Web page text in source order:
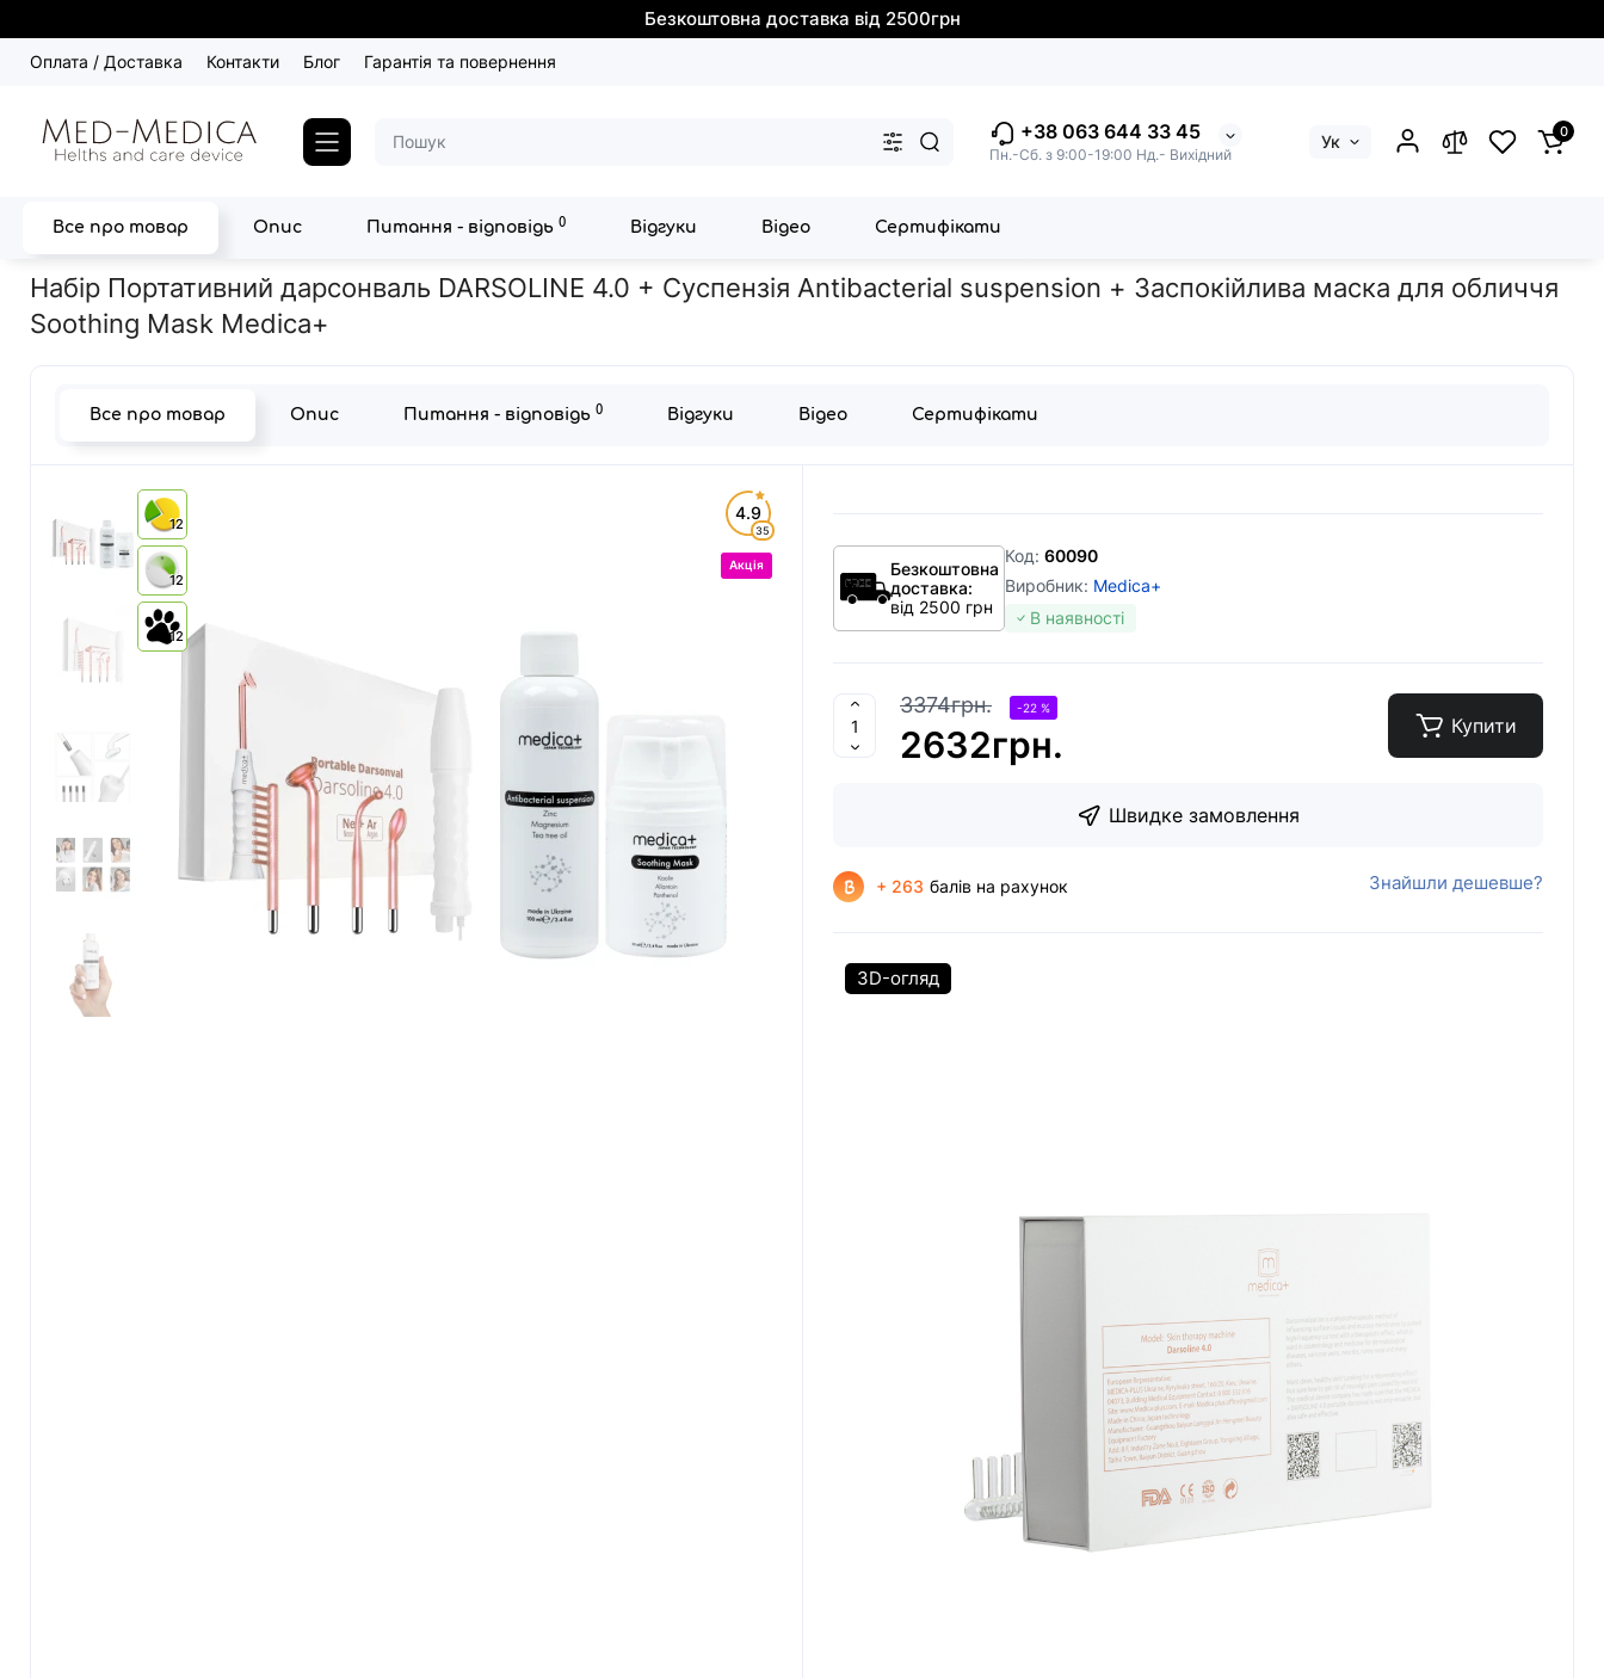
Безкоштовна доставка від 2500грн
Оплата / Доставка Контакти Блог Гарантія та повернення
+38 063 644 33 45
Пн.-Сб. з 9:00-19:00 Нд.- Вихідний
Ук 0
Все про товар Опис Питання - відповідь 0 Відгуки Відео Сертифікати
Головна Догляд за шкірою Дарсонваль Набір Портативний дарсонваль DARSOLINE 4.0 + Суспензія Antibacterial suspension + Заспокійлива маска для обличчя Soothing Mask Medica+
Набір Портативний дарсонваль DARSOLINE 4.0 + Суспензія Antibacterial suspension + Заспокійлива маска для обличчя
Soothing Mask Medica+
Все про товар Опис Питання - відповідь 0 Відгуки Відео Сертифікати
12
12
12
4.9
35
Акція
Безкоштовна
доставка:
від 2500 грн
Код: 60090
Виробник: Medica+
В наявності
3374грн. -22 %
2632грн. Купити
Швидке замовлення
+ 263 балів на рахунок Знайшли дешевше?
3D-огляд